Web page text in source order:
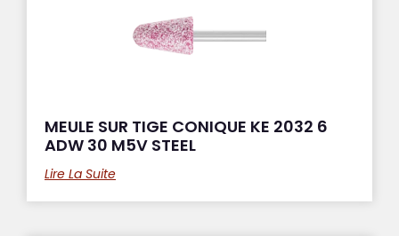
MEULE SUR TIGE CONIQUE KE 2032 6
ADW 30 M5V STEEL
Lire La Suite